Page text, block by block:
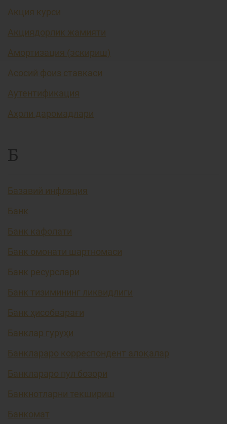
Акция курси
Акциядорлик жамияти
Амортизация (эскириш)
Асосий фоиз ставкаси
Аутентификация
Аҳоли даромадлари
Б
Базавий инфляция
Банк
Банк кафолати
Банк омонати шартномаси
Банк ресурслари
Банк тизимининг ликвидлиги
Банк ҳисобварағи
Банклар гуруҳи
Банклараро корреспондент алоқалар
Банклараро пул бозори
Банкнотларни текшириш
Банкомат